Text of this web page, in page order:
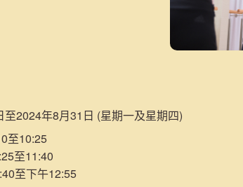
至2024年8月31日 (星期一及星期四)
至10:25
至11:40
至下午12:55